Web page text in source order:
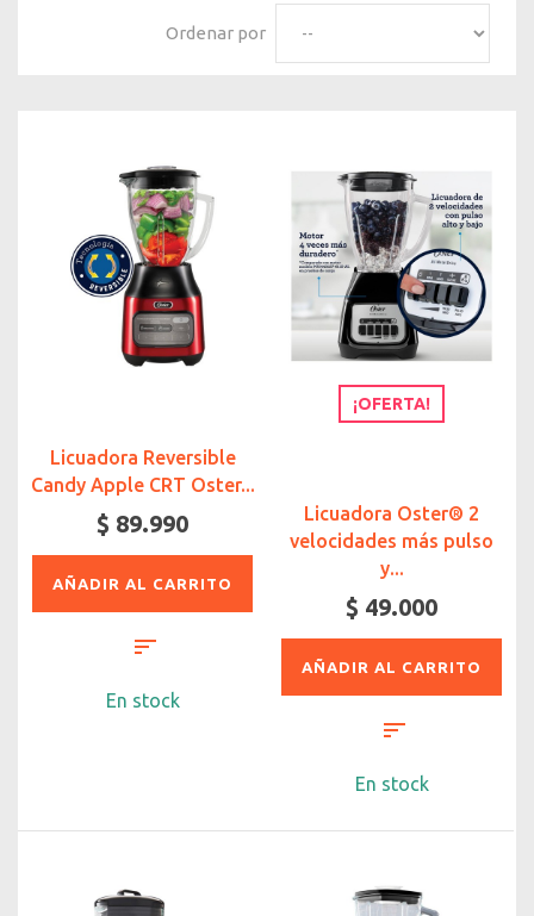
Ordenar por
Licuadora Reversible
Candy Apple CRT Oster...
$ 89.990
AÑADIR AL CARRITO
En stock
¡OFERTA!
Licuadora Oster® 2
velocidades más pulso
y...
$ 49.000
AÑADIR AL CARRITO
En stock